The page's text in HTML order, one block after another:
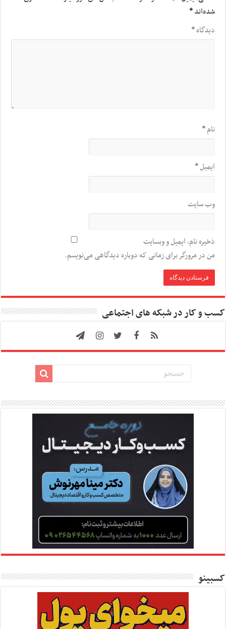
شده‌اند*
دیدگاه*
نام*
ایمیل*
وب‌ سایت
ذخیره نام، ایمیل و وبسایت
من در مرورگر برای زمانی که دوباره دیدگاهی می‌نویسم.
کسب و کار در شبکه های اجتماعی
کسبینو